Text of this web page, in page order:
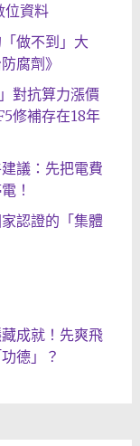
位資料
做不到」大
腐劑》
對抗算力漲價
修補存在18年
議：先把電費
！
認證的「集體
成就！先爽飛
德」？